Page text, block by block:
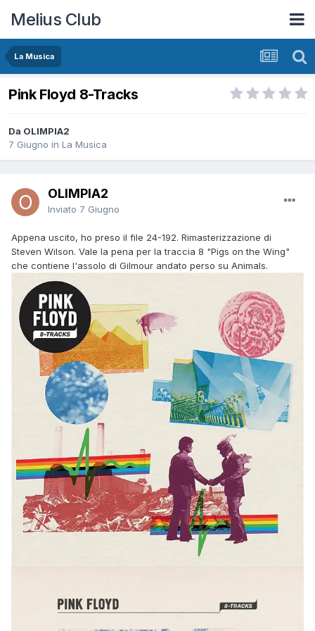
Melius Club
La Musica
Pink Floyd 8-Tracks
Da OLIMPIA2
7 Giugno in La Musica
OLIMPIA2
Inviato 7 Giugno
Appena uscito, ho preso il file 24-192. Rimasterizzazione di
Steven Wilson. Vale la pena per la traccia 8 "Pigs on the Wing"
che contiene l'assolo di Gilmour andato perso su Animals.